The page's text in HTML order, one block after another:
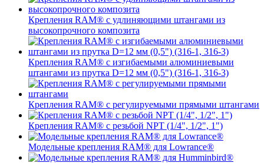
Крепления RAM® с удлиняющими штангами из
высокопрочного композита
Крепления RAM® с изгибаемыми алюминиевыми
штангами из прутка D=12 мм (0,5") (316-1, 316-3)
Крепления RAM® c регулируемыми прямыми штангами
Крепления RAM® с резьбой NPT (1/4", 1/2", 1")
Модельные крепления RAM® для Lowrance®